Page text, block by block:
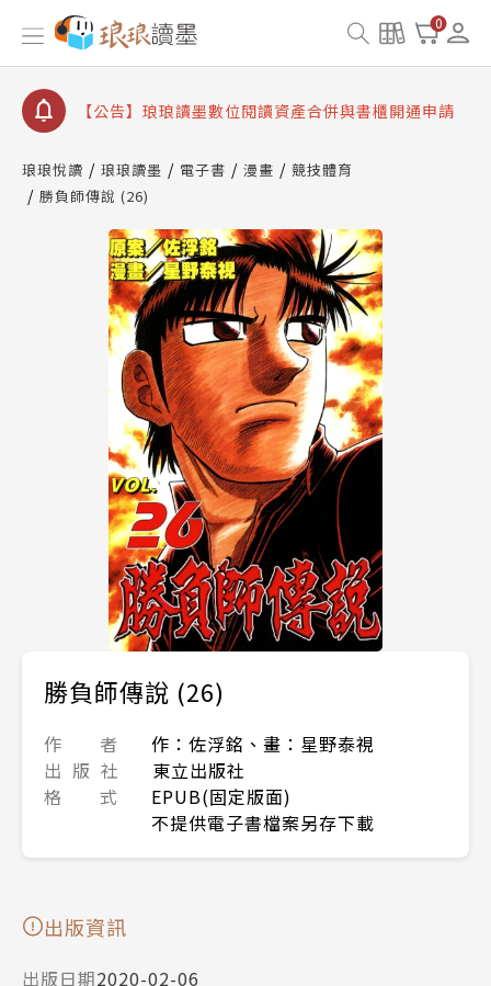
0
【公告】琅琅書店服務升級重要說明及資產合併結果
查詢
【公告】因 Readmoo 讀墨系統維護中，本站同步暫
【公告】琅琅讀墨數位閱讀資產合併與書櫃開通申請
【公告】琅琅讀墨 3 分鐘完成書櫃開通與資產合併申
請圖文教學
【公告】琅琅書店服務升級重要說明及資產合併結果
查詢
【公告】因 Readmoo 讀墨系統維護中，本站同步暫
停部分閱讀服務
琅琅悅讀 琅琅讀墨 電子書 漫畫
競技體育
勝負師傳說 (26)
勝負師傳說 (26)
作 者
作：佐浮銘、畫：星野泰視
出 版 社
東立出版社
格 式
EPUB(固定版面)
不提供電子書檔案另存下載
出版資訊
出版日期2020-02-06